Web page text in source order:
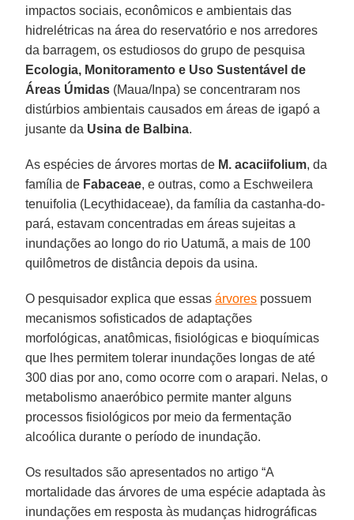
impactos sociais, econômicos e ambientais das
hidrelétricas na área do reservatório e nos arredores
da barragem, os estudiosos do grupo de pesquisa
Ecologia, Monitoramento e Uso Sustentável de
Áreas Úmidas (Maua/Inpa) se concentraram nos
distúrbios ambientais causados em áreas de igapó a
jusante da Usina de Balbina.
As espécies de árvores mortas de M. acaciifolium, da
família de Fabaceae, e outras, como a Eschweilera
tenuifolia (Lecythidaceae), da família da castanha-do-
pará, estavam concentradas em áreas sujeitas a
inundações ao longo do rio Uatumã, a mais de 100
quilômetros de distância depois da usina.
O pesquisador explica que essasárvores possuem
mecanismos sofisticados de adaptações
morfológicas, anatômicas, fisiológicas e bioquímicas
que lhes permitem tolerar inundações longas de até
300 dias por ano, como ocorre com o arapari. Nelas, o
metabolismo anaeróbico permite manter alguns
processos fisiológicos por meio da fermentação
alcoólica durante o período de inundação.
Os resultados são apresentados no artigo “A
mortalidade das árvores de uma espécie adaptada às
inundações em resposta às mudanças hidrográficas